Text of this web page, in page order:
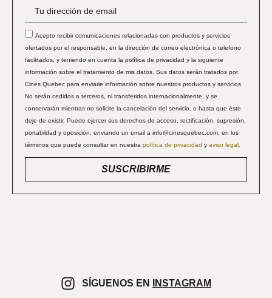
Acepto recibir comunicaciones relacionadas con productos y servicios
ofertados por el responsable, en la dirección de correo electrónica o telefono
facilitados, y teniendo en cuenta la política de privacidad y la siguiente
información sobre el tratamiento de mis datos. Sus datos serán tratados por
Cines Quebec para enviarle información sobre nuestros productos y servicios.
No serán cedidos a terceros, ni transferidos internacionalmente, y se
conservarán mientras no solicite la cancelación del servicio, o hasta que éste
deje de existir. Puede ejercer sus derechos de acceso, rectificación, supresión,
portabildad y oposición, enviando un email a info@cinesquebec.com, en los
términos que puede consultar en nuestra política de privacidad y aviso legal.
SUSCRIBIRME
SÍGUENOS EN INSTAGRAM